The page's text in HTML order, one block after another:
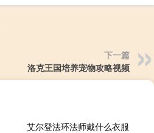
下一篇
洛克王国培养宠物攻略视频
艾尔登法环法师戴什么衣服